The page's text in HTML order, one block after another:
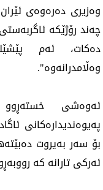
وه‌زیری ده‌ره‌وه‌ی
چه‌ند رۆژێكه‌
ده‌كات، ئه‌م
وه‌ڵامدرانه‌وه‌".
ئه‌وه‌شی‌
په‌یوه‌ندیداره‌كانی
بۆ سه‌ر به‌یروت
ئه‌ركی تارانه‌ كه‌